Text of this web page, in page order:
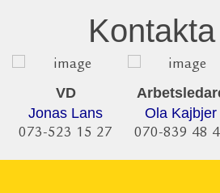
VD
Jonas Lans
073-523 15 27
Ola Kajbjer
070-839 48